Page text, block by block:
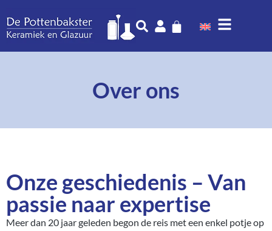
Over ons
Onze geschiedenis – Van
passie naar expertise
Meer dan 20 jaar geleden begon de reis met een enkel potje op